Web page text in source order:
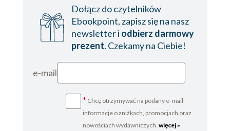
Dołącz do czytelników
Ebookpoint, zapisz się na nasz
newsletter i odbierz darmowy
prezent. Czekamy na Ciebie!
e-mail
* Chcę otrzymywać na podany e-mail
informacje o zniżkach, promocjach oraz
nowościach wydawniczych. więcej »